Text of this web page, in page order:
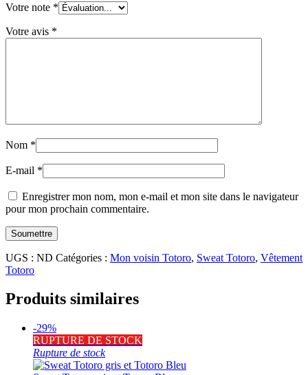
Votre note *
Votre avis *
Nom *
E-mail *
Enregistrer mon nom, mon e-mail et mon site dans le navigateur
pour mon prochain commentaire.
UGS : ND Catégories : Mon voisin Totoro, Sweat Totoro, Vêtement
Totoro
Produits similaires
-29%
RUPTURE DE STOCK
Rupture de stock